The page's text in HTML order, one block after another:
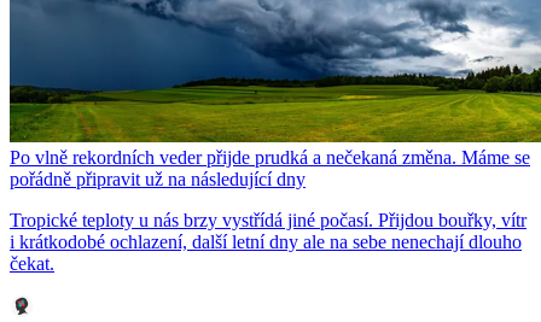
Po vlně rekordních veder přijde prudká a nečekaná změna. Máme se
pořádně připravit už na následující dny
Tropické teploty u nás brzy vystřídá jiné počasí. Přijdou bouřky, vítr
i krátkodobé ochlazení, další letní dny ale na sebe nenechají dlouho
čekat.